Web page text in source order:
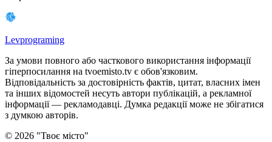
Levprograming
За умови повного або часткового використання iнформацiї
гіперпосилання на tvoemisto.tv є обов'язковим.
Відповідальність за достовірність фактів, цитат, власних імен
та інших відомостей несуть автори публікацій, а рекламної
інформації — рекламодавці. Думка редакцiї може не збiгатися
з думкою авторiв.
© 2026 "Твоє місто"